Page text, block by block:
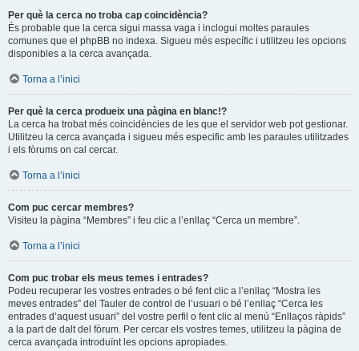
Per què la cerca no troba cap coincidència?
És probable que la cerca sigui massa vaga i inclogui moltes paraules
comunes que el phpBB no indexa. Sigueu més específic i utilitzeu les opcions
disponibles a la cerca avançada.
Torna a l’inici
Per què la cerca produeix una pàgina en blanc!?
La cerca ha trobat més coincidències de les que el servidor web pot gestionar.
Utilitzeu la cerca avançada i sigueu més especific amb les paraules utilitzades
i els fòrums on cal cercar.
Torna a l’inici
Com puc cercar membres?
Visiteu la pàgina “Membres” i feu clic a l’enllaç “Cerca un membre”.
Torna a l’inici
Com puc trobar els meus temes i entrades?
Podeu recuperar les vostres entrades o bé fent clic a l’enllaç “Mostra les
meves entrades” del Tauler de control de l’usuari o bé l’enllaç “Cerca les
entrades d’aquest usuari” del vostre perfil o fent clic al menú “Enllaços ràpids”
a la part de dalt del fòrum. Per cercar els vostres temes, utilitzeu la pàgina de
cerca avançada introduïnt les opcions apropiades.